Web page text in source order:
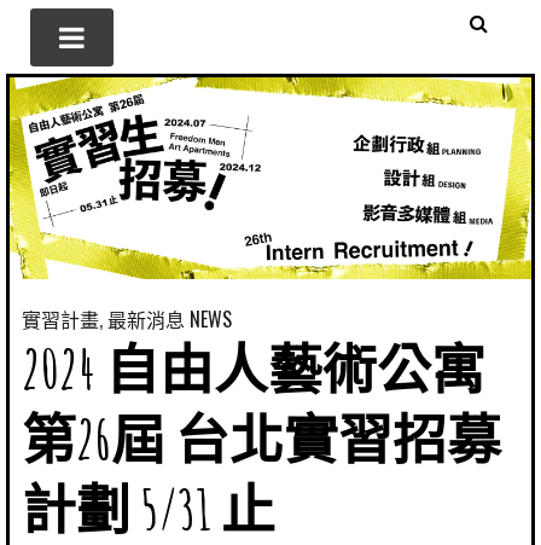
實習計畫, 最新消息 NEWS
2024 自由人藝術公寓
第26屆 台北實習招募
計劃 5/31 止